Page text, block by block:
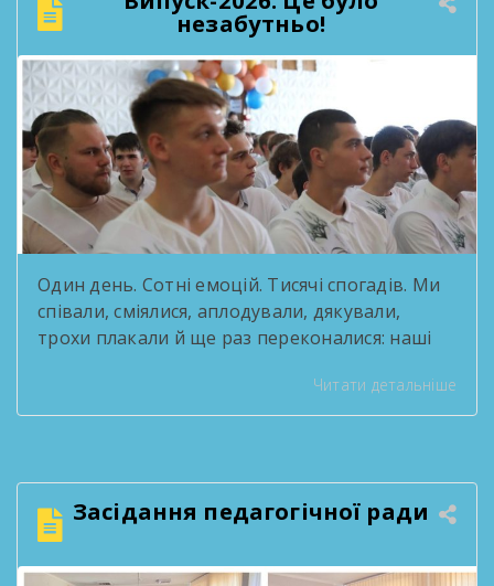
пройдений шлях і побачити, скільки цінного
зроблено спільними зусиллями колективу. […]
незабутньо!
Один день. Сотні емоцій. Тисячі спогадів. Ми
співали, сміялися, аплодували, дякували,
трохи плакали й ще раз переконалися: наші
навчання вони стали серцем творчих
проєктів, переможцями конкурсів, активними
перемоги. Але […]
Читати детальніше
Засідання педагогічної ради